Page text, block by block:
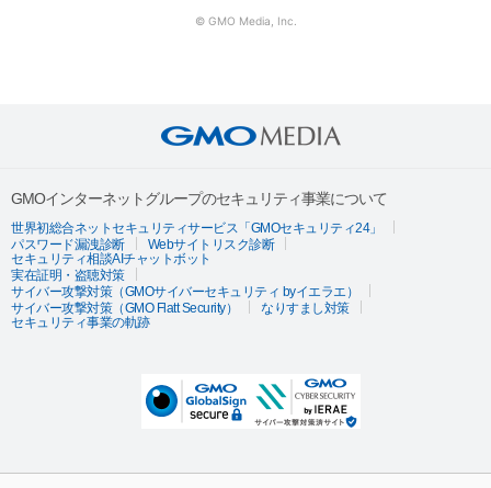
© GMO Media, Inc.
GMOインターネットグループのセキュリティ事業について
世界初総合ネットセキュリティサービス「GMOセキュリティ24」
パスワード漏洩診断
Webサイトリスク診断
セキュリティ相談AIチャットボット
実在証明・盗聴対策
サイバー攻撃対策（GMOサイバーセキュリティ byイエラエ）
サイバー攻撃対策（GMO Flatt Security）
なりすまし対策
セキュリティ事業の軌跡